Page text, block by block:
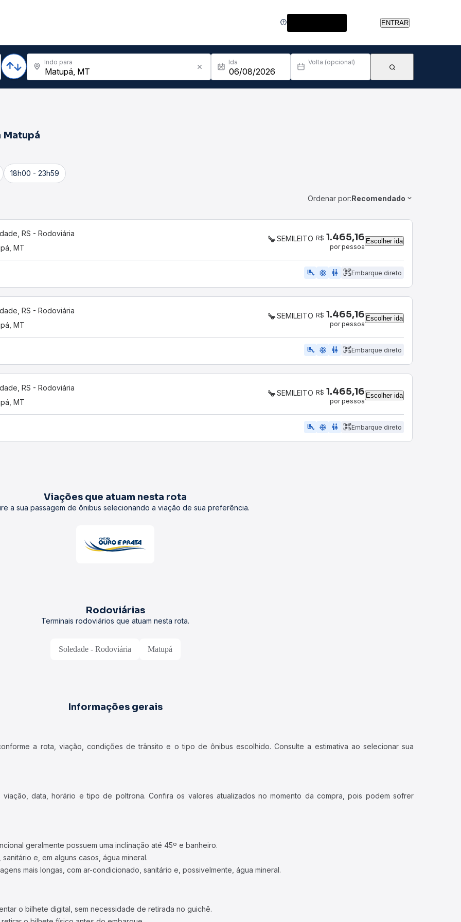
ENTRAR
Indo para Ida Volta (opcional)
Matupá
18h00 - 23h59
Ordenar por:Recomendado
RS - Rodoviária
MT
SEMILEITO R$ 1.465,16
por pessoa
Escolher ida
airline_seat_legroom_extra ac_unit WC Embarque direto
RS - Rodoviária
MT
SEMILEITO R$ 1.465,16
por pessoa
Escolher ida
airline_seat_legroom_extra ac_unit WC Embarque direto
RS - Rodoviária
MT
SEMILEITO R$ 1.465,16
por pessoa
Escolher ida
airline_seat_legroom_extra ac_unit WC Embarque direto
Viações que atuam nesta rota
a sua passagem de ônibus selecionando a viação de sua preferência.
Rodoviárias
Terminais rodoviários que atuam nesta rota.
Soledade - Rodoviária Matupá
Informações gerais
a rota, viação, condições de trânsito e o tipo de ônibus escolhido. Consulte a estimativa ao selecionar sua
data, horário e tipo de poltrona. Confira os valores atualizados no momento da compra, pois podem sofrer
geralmente possuem uma inclinação até 45º e banheiro.
e, em alguns casos, água mineral.
mais longas, com ar-condicionado, sanitário e, possivelmente, água mineral.
o bilhete digital, sem necessidade de retirada no guichê.